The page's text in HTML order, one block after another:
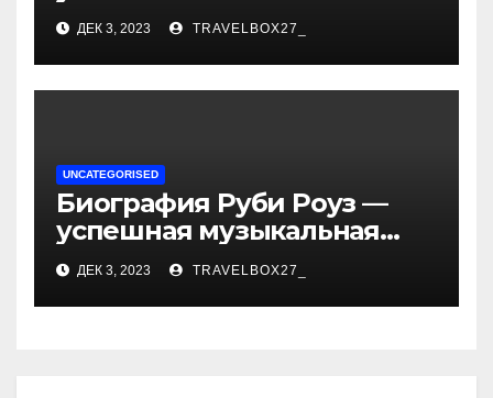
биографии, возрасте и
впечатляющих
достижениях!
ДЕК 3, 2023 TRAVELBOX27_
UNCATEGORISED
Биография Руби Роуз —
успешная музыкальная
карьера, личная жизнь и
знаковые достижения
ДЕК 3, 2023 TRAVELBOX27_